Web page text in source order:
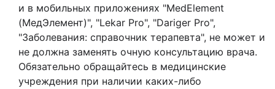
и в мобильных приложениях "MedElement
(МедЭлемент)", "Lekar Pro", "Dariger Pro",
"Заболевания: справочник терапевта", не может и
не должна заменять очную консультацию врача.
Обязательно обращайтесь в медицинские
учреждения при наличии каких-либо